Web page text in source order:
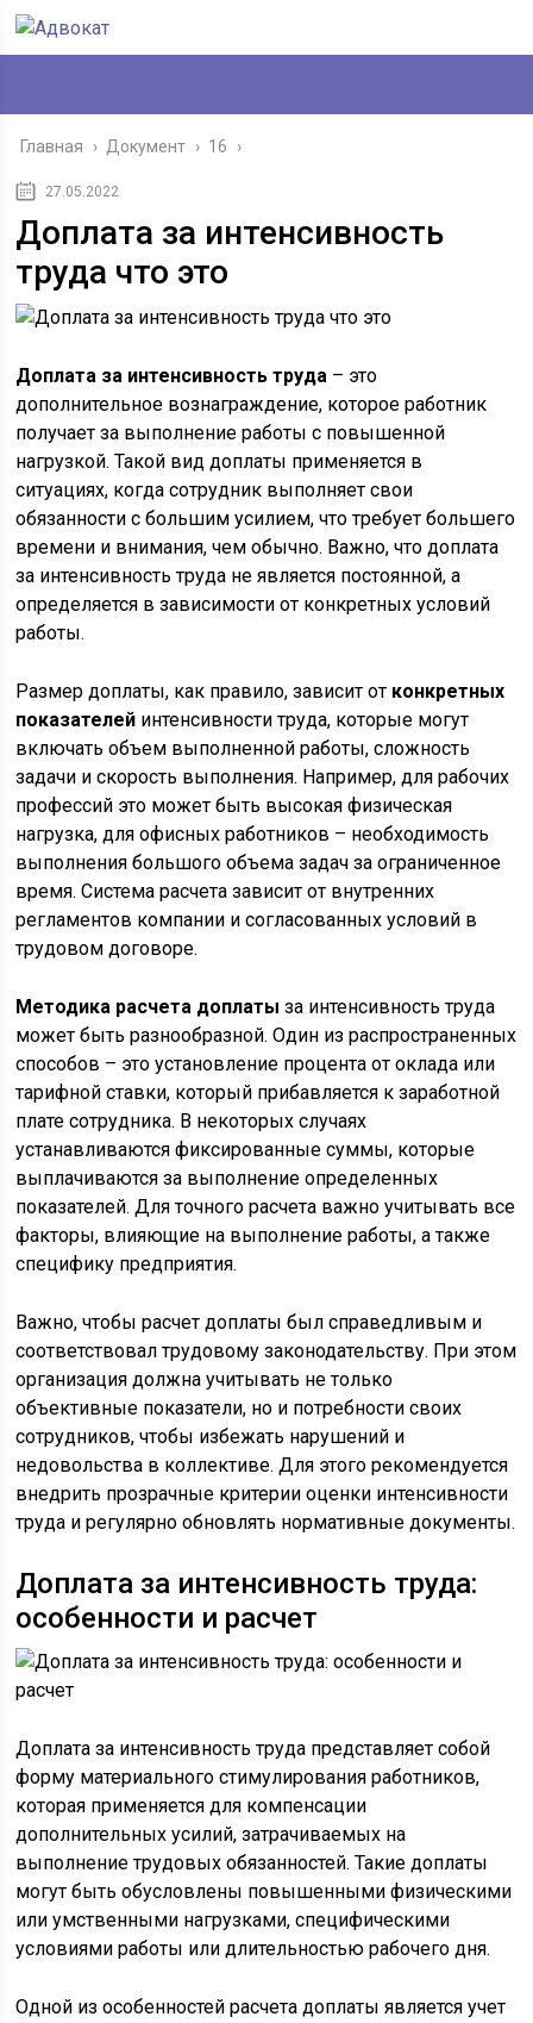
Главная › Документ › 16 ›
27.05.2022
Доплата за интенсивность
труда что это
Доплата за интенсивность труда – это
дополнительное вознаграждение, которое работник
получает за выполнение работы с повышенной
нагрузкой. Такой вид доплаты применяется в
ситуациях, когда сотрудник выполняет свои
обязанности с большим усилием, что требует большего
времени и внимания, чем обычно. Важно, что доплата
за интенсивность труда не является постоянной, а
определяется в зависимости от конкретных условий
работы.
Размер доплаты, как правило, зависит от конкретных
показателей интенсивности труда, которые могут
включать объем выполненной работы, сложность
задачи и скорость выполнения. Например, для рабочих
профессий это может быть высокая физическая
нагрузка, для офисных работников – необходимость
выполнения большого объема задач за ограниченное
время. Система расчета зависит от внутренних
регламентов компании и согласованных условий в
трудовом договоре.
Методика расчета доплаты за интенсивность труда
может быть разнообразной. Один из распространенных
способов – это установление процента от оклада или
тарифной ставки, который прибавляется к заработной
плате сотрудника. В некоторых случаях
устанавливаются фиксированные суммы, которые
выплачиваются за выполнение определенных
показателей. Для точного расчета важно учитывать все
факторы, влияющие на выполнение работы, а также
специфику предприятия.
Важно, чтобы расчет доплаты был справедливым и
соответствовал трудовому законодательству. При этом
организация должна учитывать не только
объективные показатели, но и потребности своих
сотрудников, чтобы избежать нарушений и
недовольства в коллективе. Для этого рекомендуется
внедрить прозрачные критерии оценки интенсивности
труда и регулярно обновлять нормативные документы.
Доплата за интенсивность труда:
особенности и расчет
Доплата за интенсивность труда представляет собой
форму материального стимулирования работников,
которая применяется для компенсации
дополнительных усилий, затрачиваемых на
выполнение трудовых обязанностей. Такие доплаты
могут быть обусловлены повышенными физическими
или умственными нагрузками, специфическими
условиями работы или длительностью рабочего дня.
Одной из особенностей расчета доплаты является учет